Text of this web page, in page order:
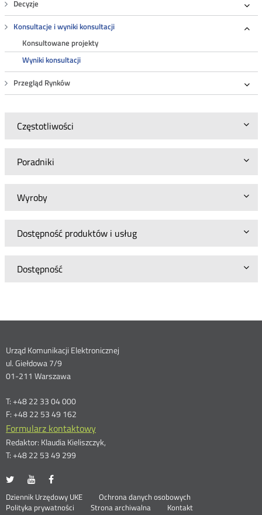
Decyzje
Konsultacje i wyniki konsultacji
Konsultowane projekty
Wyniki konsultacji
Przegląd Rynków
Częstotliwości
Poradniki
Wyroby
Dostępność produktów i usług
Dostępność
Dane
kontaktowe
Urząd Komunikacji Elektronicznej
ul. Giełdowa 7/9
01-211 Warszawa
T: +48 22 33 04 000
F: +48 22 53 49 162
Formularz kontaktowy
Redaktor: Klaudia Kieliszczyk,
T: +48 22 53 49 299
UKE
portalu
Twitter
Otwórz
nowym
oknie
UKE
portalu
Youtube
Otwórz
nowym
oknie
portalu
Facebook
nowym
oknie
Stopka
Dziennik Urzędowy UKE Otwórz
Ochrona danych osobowych
Polityka prywatności
Otwórz
Strona archiwalna
Kontakt